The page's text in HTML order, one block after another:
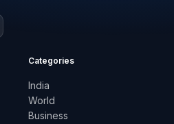
Categories
India
World
Business